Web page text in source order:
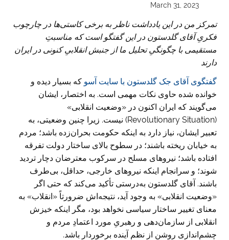
March 31, 2023
تمرکز من در این یادداشت ناظر به برخی کاستی‌ها در چارچوب
فکریِ آقای گلدستون در این گفتگو است که مناسبتِ
مستقیمی با چگونگیِ تحلیل ما از جنبش انقلابیِ کنونی در ایران
دارند
گفتگوی آقای جک گلدستون با سایت آسو که بسیار دیده و
خوانده شده حاوی نکات مهمی است. به اختصار، ایشان
می‌گویند که ایران اکنون در «وضعیت انقلابی»
(Revolutionary Situation) نیست. زیرا چنین وضعیتی، به
تعبیر ایشان، نیاز دارد به اینکه حکومت بحران‌زده باشد؛ مردم
به خیابان ریخته باشند؛ در سطوح بالای ساختار دولت تفرقه
افتاده باشد؛ نیروهای مسلح در سرکوب معترضان دچار تردید
شوند؛ و سرانجام اینکه نیروهای خارجی، حداقل، بی‌طرف
باشند. آقای گلدستون به‌درستی تأکید می‌کند که حتی اگر
«وضعیت انقلابی» به وجود آید، نتیجه‌اش ضرورتاً «انقلاب» به
معنای تغییر ساختار سیاسی نخواهد بود، مگر اینکه خیزش
انقلابی از سازمان‌دهی و رهبریِ مورد اعتمادِ مردم و
چشم‌اندازی روشن از نظم آینده برخوردار باشد.